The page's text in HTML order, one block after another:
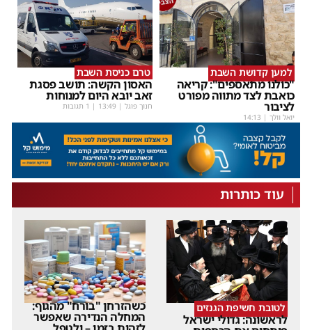
למען קדושת השבת
"כולנו מתאספים": קריאה
כואבת לצד מתווה מפורט
לציבור
יואל וולך |
14:13
טרם כניסת השבת
האסון הקשה: תושב פסגת
זאב יובא היום למנוחות
חנוך פוגל |
13:49 | 1 תגובות
עוד כותרות
לטובת חשיפת הגנזים
לראשונה: גדולי ישראל
כשהזרחן "בורח" מהגוף:
המחלה הנדירה שאפשר